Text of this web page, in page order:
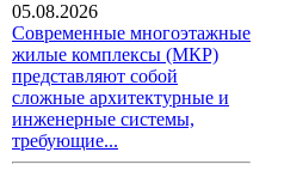
05.08.2026
Современные многоэтажные
жилые комплексы (МКР)
представляют собой
сложные архитектурные и
инженерные системы,
требующие...